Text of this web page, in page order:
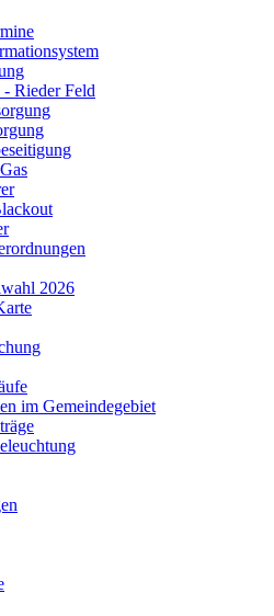
Rieder Feld
2026
im Gemeindegebiet